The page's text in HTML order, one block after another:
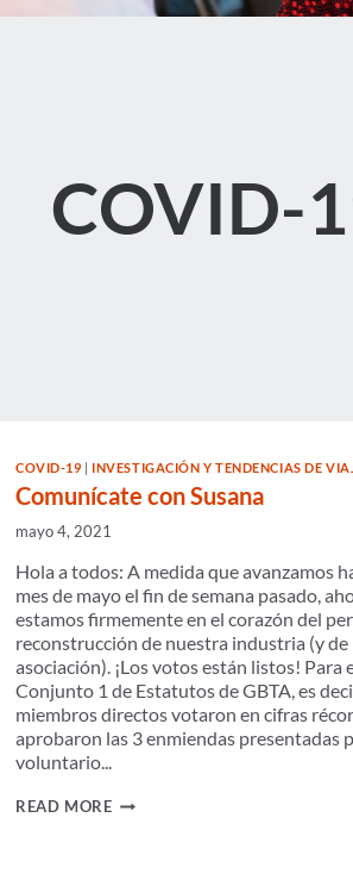
COVID-
COVID-19 | INVESTIGACIÓN Y TENDENCIAS DE
Comunícate con Susana
mayo 4, 2021
Hola a todos: A medida que avanzamos
mes de mayo el fin de semana pasado,
estamos firmemente en el corazón del
reconstrucción de nuestra industria (y de
asociación). ¡Los votos están listos! Para
Conjunto 1 de Estatutos de GBTA, es
miembros directos votaron en cifras
aprobaron las 3 enmiendas presentadas
voluntario...
READ MORECOMUNÍCATE